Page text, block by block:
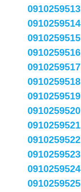
0910259513
0910259514
0910259515
0910259516
0910259517
0910259518
0910259519
0910259520
0910259521
0910259522
0910259523
0910259524
0910259525